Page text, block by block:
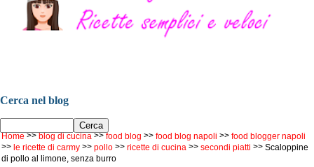
Cerca nel blog
Home blog di cucina food blog food blog napoli
food blogger napoli
le ricette di carmy
pollo ricette di cucina secondi piatti
Scaloppine
di pollo al limone, senza burro